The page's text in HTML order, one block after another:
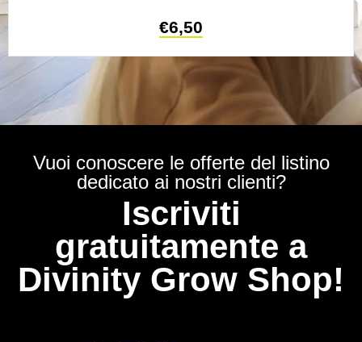
€6,50
Vuoi conoscere le offerte del listino
dedicato ai nostri clienti?
Iscriviti
gratuitamente a
Divinity Grow Shop!